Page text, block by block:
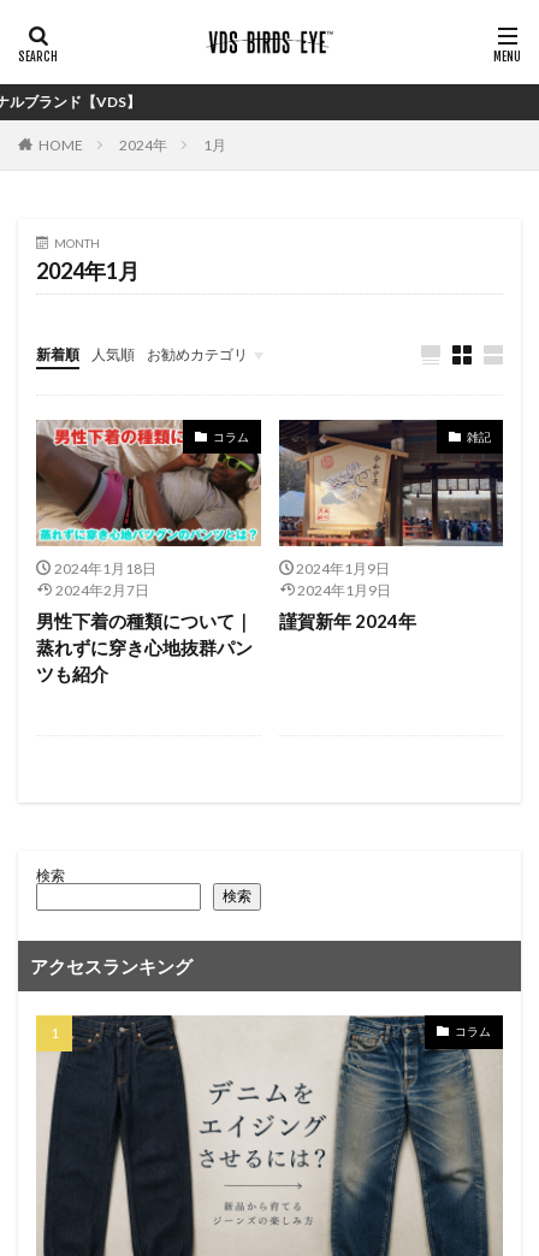
VDS】
HOME 2024年 1月
MONTH
2024年1月
新着順 人気順 お勧めカテゴリ
バイイング
コラム
2024年1月18日
2024年2月7日
男性下着の種類について｜
蒸れずに穿き心地抜群パン
ツも紹介
雑記
2024年1月9日
2024年1月9日
謹賀新年 2024年
検索
検索
アクセスランキング
コラム